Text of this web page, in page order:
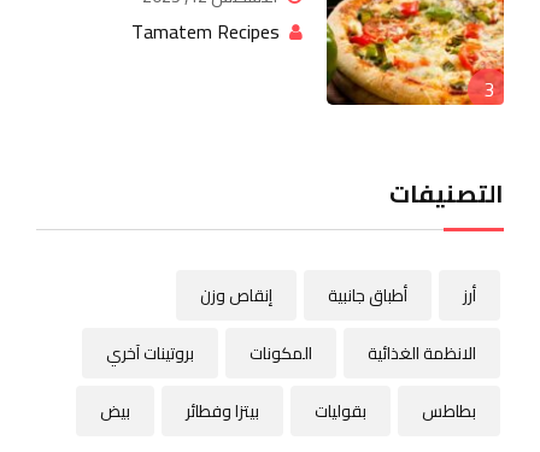
3
Tamatem Recipes
التصنيفات
أطباق جانبية
إنقاص وزن
الانظمة الغذائية
المكونات
بروتينات آخري
بطاطس
بقوليات بيتزا وفطائر بيض